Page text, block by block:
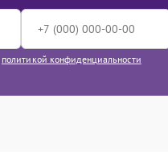
политикой конфиденциальности